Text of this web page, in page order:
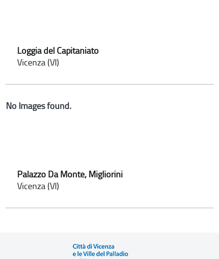
Loggia del Capitaniato
Vicenza (VI)
No Images found.
Palazzo Da Monte, Migliorini
Vicenza (VI)